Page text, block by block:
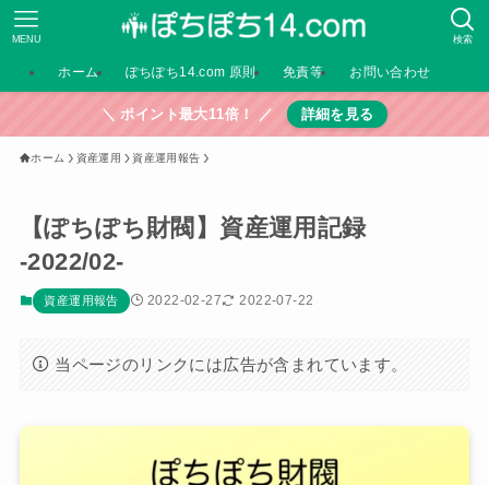
検索
MENU
ホーム ぽちぽち14.com 原則 免責等 お問い合わせ
＼ ポイント最大11倍！ ／ 詳細を見る
ホーム 資産運用 資産運用報告
【ぽちぽち財閥】資産運用記録
-2022/02-
資産運用報告 2022-02-27 2022-07-22
当ページのリンクには広告が含まれています。